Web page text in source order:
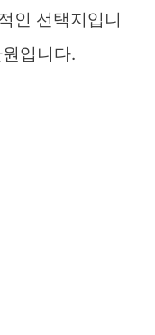
인 선택지입니
입니다.